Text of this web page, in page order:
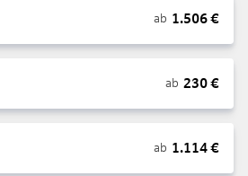
ab 1.506€
ab 230€
ab 1.114€